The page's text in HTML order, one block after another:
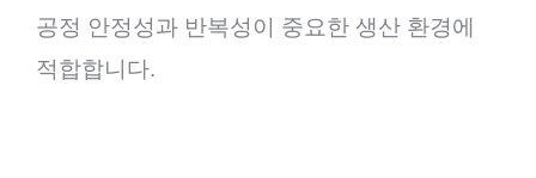
공정 안정성과 반복성이 중요한 생산 환경에
적합합니다.